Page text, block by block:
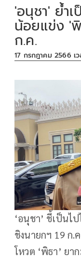
'อนุชา' ย้ำเ
น้อยแข่ง '
ก.ค.
17 กรกฎาคม 2566 เว
‘อนุชา’ ชี้เป็นไ
ชิงนายกฯ 19 ก.
โหวต ‘พิธา’ ย